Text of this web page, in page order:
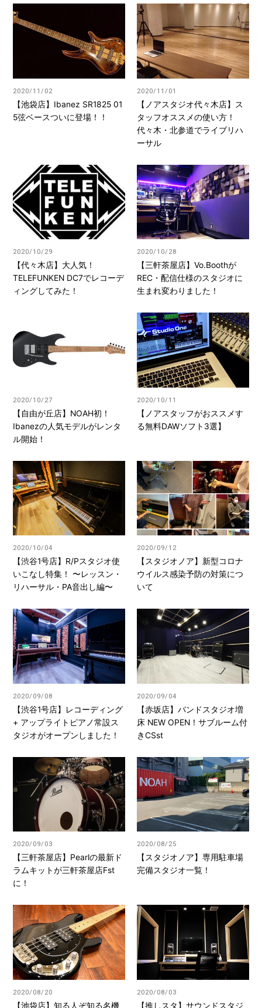
2020/11/02
【池袋店】Ibanez SR1825 01
5弦ベースついに登場！！
2020/11/01
【ノアスタジオ代々木店】ス
タッフオススメの使い方！
代々木・北参道でライブリハ
ーサル
2020/10/29
【代々木店】大人気！
TELEFUNKEN DC7でレコーデ
ィングしてみた！
2020/10/28
【三軒茶屋店】Vo.Boothが
REC・配信仕様のスタジオに
生まれ変わりました！
2020/10/27
【自由が丘店】NOAH初！
Ibanezの人気モデルがレンタ
ル開始！
2020/10/11
【ノアスタッフがおススメす
る無料DAWソフト3選】
2020/10/04
【渋谷1号店】R/Pスタジオ使
いこなし特集！ 〜レッスン・
リハーサル・PA音出し編〜
2020/09/12
【スタジオノア】新型コロナ
ウイルス感染予防の対策につ
いて
2020/09/08
【渋谷1号店】レコーディング
+ アップライトピアノ常設ス
タジオがオープンしました！
2020/09/04
【赤坂店】バンドスタジオ増
床 NEW OPEN！サブルーム付
きCSst
2020/09/03
【三軒茶屋店】Pearlの最新ド
ラムキットが三軒茶屋店Fst
に！
2020/08/25
【スタジオノア】専用駐車場
完備スタジオ一覧！
2020/08/20
【池袋店】知る人ぞ知る名機
2020/08/03
【推しスタ】サウンドスタジ